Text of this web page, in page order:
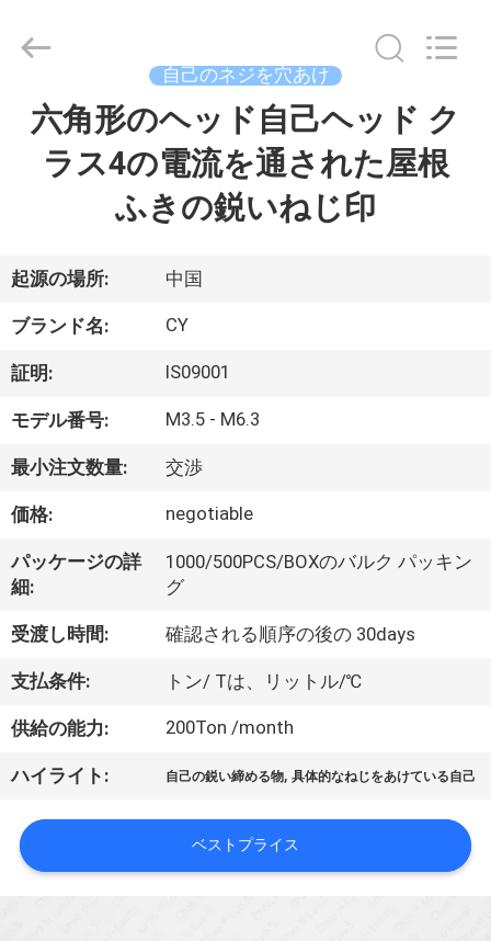
ダ
ク
ト
私
に
つ
い
て
工
場
旅
行
Copyright
Jiashan
Fastener.
自己のネジを穴あけ
六角形のヘッド自己ヘッド ク
ラス4の電流を通された屋根
ふきの鋭いねじ印
起源の場所: 中国
ブランド名: CY
証明: IS09001
モデル番号: M3.5 - M6.3
最小注文数量: 交渉
価格: negotiable
パッケージの詳
細:
1000/500PCS/BOXのバルク パッキン
グ
受渡し時間: 確認される順序の後の 30days
支払条件: トン/ Tは、リットル/℃
供給の能力: 200Ton /month
ハイライト: 自己の鋭い締める物,具体的なねじをあけている自己
ベストプライス